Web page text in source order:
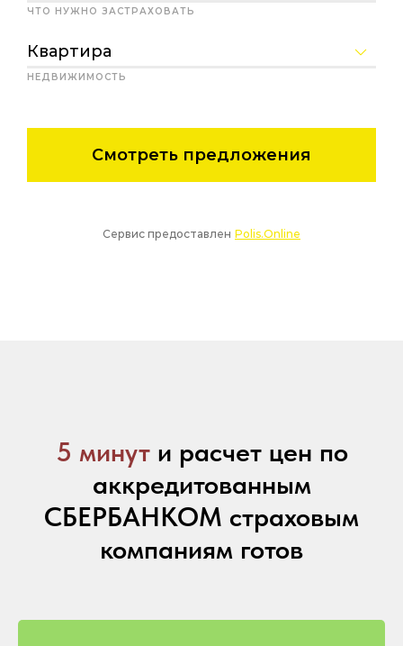
5 минути расчет цен по
аккредитованным
СБЕРБАНКОМ страховым
компаниям готов